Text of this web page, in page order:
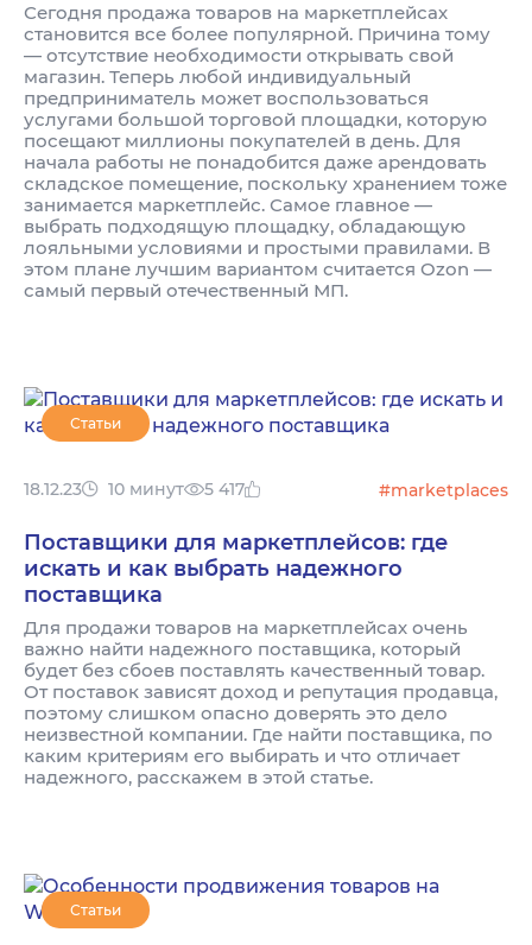
Сегодня продажа товаров на маркетплейсах
становится все более популярной. Причина тому
— отсутствие необходимости открывать свой
магазин. Теперь любой индивидуальный
предприниматель может воспользоваться
услугами большой торговой площадки, которую
посещают миллионы покупателей в день. Для
начала работы не понадобится даже арендовать
складское помещение, поскольку хранением тоже
занимается маркетплейс. Самое главное —
выбрать подходящую площадку, обладающую
лояльными условиями и простыми правилами. В
этом плане лучшим вариантом считается Ozon —
самый первый отечественный МП.
Статьи
18.12.23 10 минут 5 417 #marketplaces
Поставщики для маркетплейсов: где
искать и как выбрать надежного
поставщика
Для продажи товаров на маркетплейсах очень
важно найти надежного поставщика, который
будет без сбоев поставлять качественный товар.
От поставок зависят доход и репутация продавца,
поэтому слишком опасно доверять это дело
неизвестной компании. Где найти поставщика, по
каким критериям его выбирать и что отличает
надежного, расскажем в этой статье.
Статьи